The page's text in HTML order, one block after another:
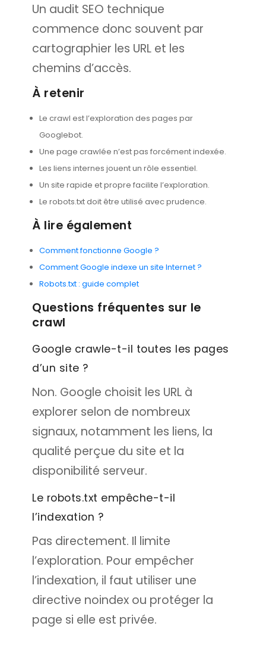
Un audit SEO technique
commence donc souvent par
cartographier les URL et les
chemins d’accès.
À retenir
Le crawl est l’exploration des pages par
Googlebot.
Une page crawlée n’est pas forcément indexée.
Les liens internes jouent un rôle essentiel.
Un site rapide et propre facilite l’exploration.
Le robots.txt doit être utilisé avec prudence.
À lire également
Comment fonctionne Google ?
Comment Google indexe un site Internet ?
Robots.txt : guide complet
Questions fréquentes sur le
crawl
Google crawle-t-il toutes les pages
d’un site ?
Non. Google choisit les URL à
explorer selon de nombreux
signaux, notamment les liens, la
qualité perçue du site et la
disponibilité serveur.
Le robots.txt empêche-t-il
l’indexation ?
Pas directement. Il limite
l’exploration. Pour empêcher
l’indexation, il faut utiliser une
directive noindex ou protéger la
page si elle est privée.